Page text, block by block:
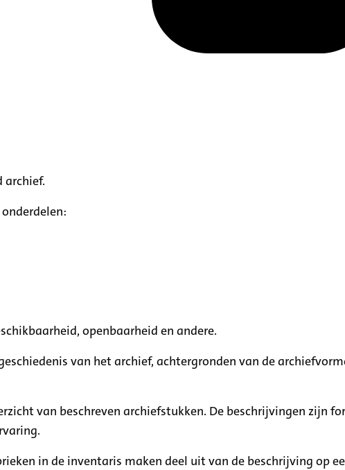
archief.
openbaarheid en andere.
van het archief, achtergronden van de
van beschreven archiefstukken. De beschrijvingen zijn
in de inventaris maken deel uit van de beschrijving op